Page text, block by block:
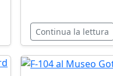
Continua la lettura